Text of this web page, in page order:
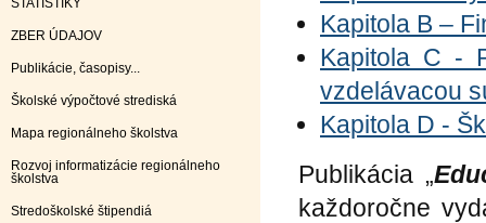
ŠTATISTIKY
ZBER ÚDAJOV
Publikácie, časopisy...
Školské výpočtové strediská
Mapa regionálneho školstva
Rozvoj informatizácie regionálneho
školstva
Stredoškolské štipendiá
Kapitola B –
Kapitola C -
vzdelávacou
Kapitola D -
Publikácia „
každoročne